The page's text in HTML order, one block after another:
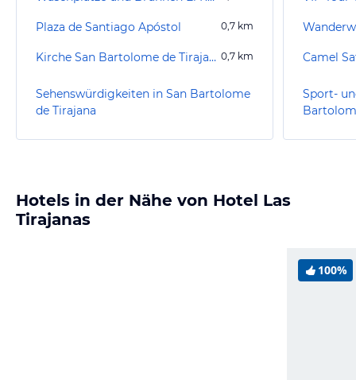
Plaza de Santiago Apóstol 0,7 km
Kirche San Bartolome de Tirajana 0,7 km
Sehenswürdigkeiten in San Bartolome
de Tirajana
Camel
Sport-
Hotels in der Nähe von Hotel Las
Tirajanas
100%